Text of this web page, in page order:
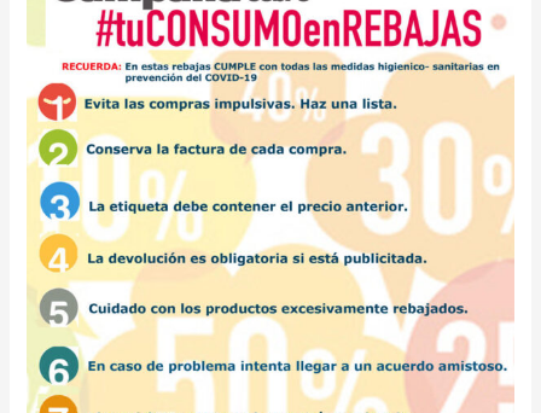
INFORMACIÓN
SOCIAL
SOBRE
REBAJAS